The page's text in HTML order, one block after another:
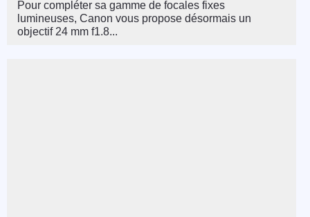
Pour compléter sa gamme de focales fixes
lumineuses, Canon vous propose désormais un
objectif 24 mm f1.8...